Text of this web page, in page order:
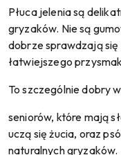
Płuca jelenia są
gryzaków. Nie są
dobrze sprawdzają
łatwiejszego
To szczególnie dobry
seniorów, które mają
uczą się żucia, oraz
naturalnych gryzaków.